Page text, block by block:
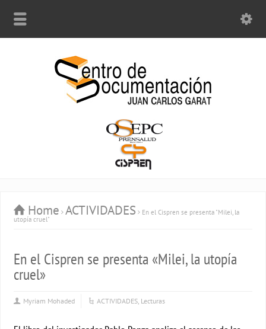
Home ACTIVIDADES
En el Cispren se presenta "Milei, la
utopía cruel"
En el Cispren se presenta «Milei, la utopía
cruel»
Myriam Mohaded ACTIVIDADES, Lecturas